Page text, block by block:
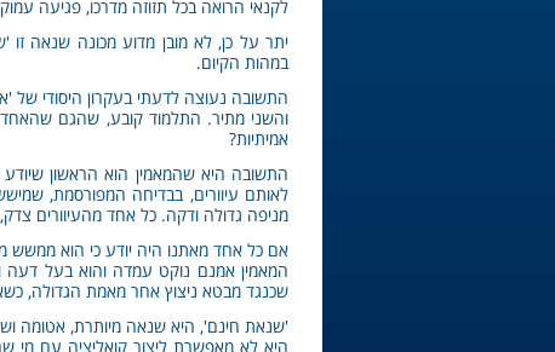
לקנאי הרואה בכל תזוזה מדרכו, פגיעה
יתר על כן, לא מובן מדוע מכונה שנאה
במהות הקיום.
התשובה נעוצה לדעתי בעקרון היסודי של
והשני מתיר. התלמוד קובע, שהגם שהאחד
אמיתיות?
התשובה היא שהמאמין הוא הראשון
לאותם עיוורים, בבדיחה המפורסמת,
מניפה גדולה ודקה. כל אחד מהעיוורים
אם כל אחד מאתנו היה יודע כי הוא ממשש
המאמין אמנם נוקט עמדה והוא בעל דעה
שכנגד מבטא ניצוץ אחר מאמת הגדולה,
'שנאת חינם', היא שנאה מיותרת, אטומה
היא לא מאפשרת ליצור קואליציה עם מי